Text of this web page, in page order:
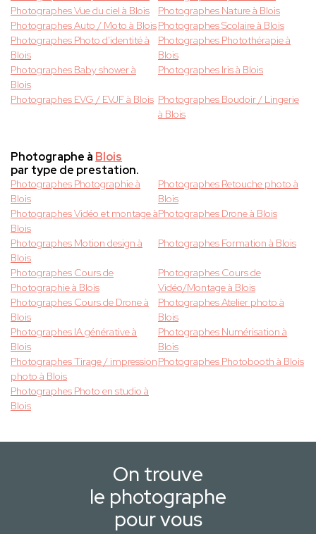
Photographes Vue du ciel à Blois
Photographes Nature à Blois
Photographes Auto / Moto à BloisPhotographes Scolaire à Blois
Photographes Photo d'identité à
Blois
Photographes Photothérapie à
Blois
Photographes Baby shower à
Blois
Photographes Iris à Blois
Photographes EVG / EVJF à Blois Photographes Boudoir / Lingerie
à Blois
Photographe à Blois
par type de prestation.
Photographes Photographie à
Blois
Photographes Retouche photo à
Blois
Photographes Vidéo et montage à
Blois
Photographes Drone à Blois
Photographes Motion design à
Blois
Photographes Formation à Blois
Photographes Cours de
Photographie à Blois
Photographes Cours de
Vidéo/Montage à Blois
Photographes Cours de Drone à
Blois
Photographes Atelier photo à
Blois
Photographes IA générative à
Blois
Photographes Numérisation à
Blois
Photographes Tirage / impression
photo à Blois
Photographes Photobooth à Blois
Photographes Photo en studio à
Blois
On trouve
le photographe
pour vous